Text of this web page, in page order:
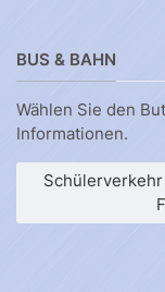
BUS & BAHN
Wählen Sie den
Informationen.